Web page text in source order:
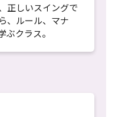
正しいスイングで
、ルール、マナ
クラス。